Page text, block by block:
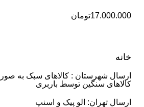
تومان17.000.000
خانه
ارسال شهرستان : کالاهای سبک به
کالاهای سنگین توسط باربری
ارسال تهران: الو پیک و اسنپ